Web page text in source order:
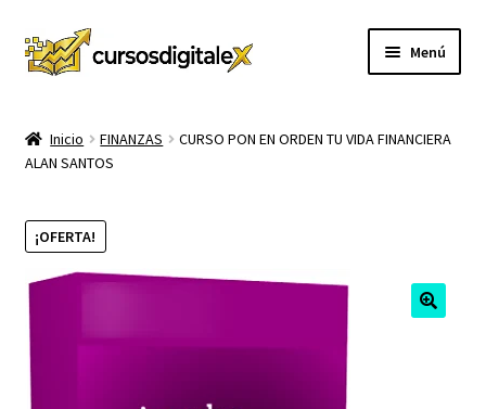
Ir
a
Ir
al
Menú
TIENDA
CURSOS
hijo
MEMBRESIA
MI CUENTA
CARRITO
Inicio FINANZAS
CURSO PON EN ORDEN TU VIDA FINANCIERA
ALAN SANTOS
¡OFERTA!